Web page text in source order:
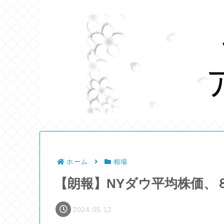
ホーム 相場
【朗報】NYダウ平均株価、
2024.05.12